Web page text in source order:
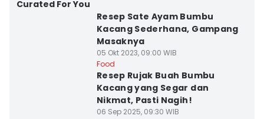
Curated For You
Resep Sate Ayam Bumbu
Kacang Sederhana, Gampang
Masaknya
05 Okt 2023, 09:00 WIB
Food
Resep Rujak Buah Bumbu
Kacang yang Segar dan
Nikmat, Pasti Nagih!
06 Sep 2025, 09:30 WIB